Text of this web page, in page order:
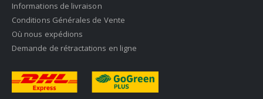
Informations de livraison
Conditions Générales de Vente
Où nous expédions
Demande de rétractations en ligne